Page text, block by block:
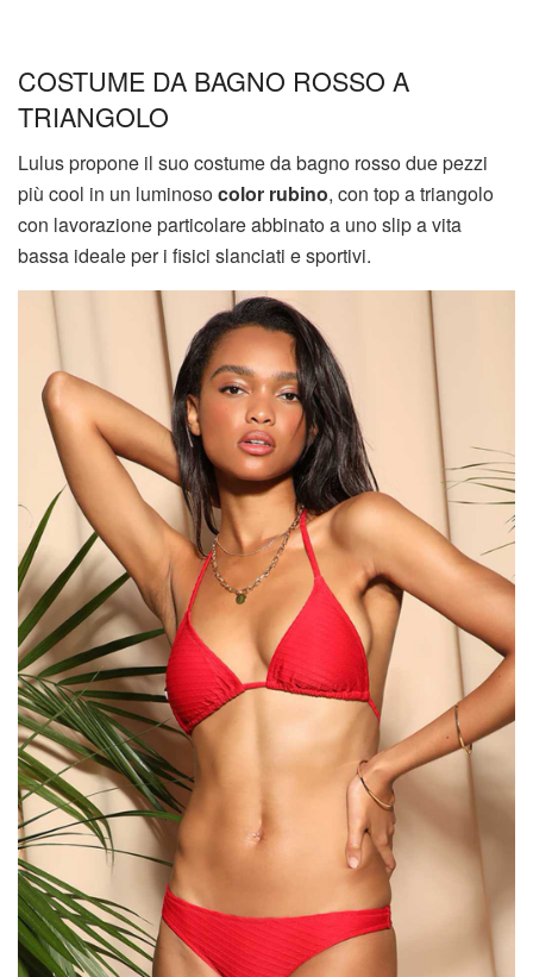
COSTUME DA BAGNO ROSSO A
TRIANGOLO
Lulus propone il suo costume da bagno rosso due pezzi
più cool in un luminosocolor rubino, con top a triangolo
con lavorazione particolare abbinato a uno slip a vita
bassa ideale per i fisici slanciati e sportivi.